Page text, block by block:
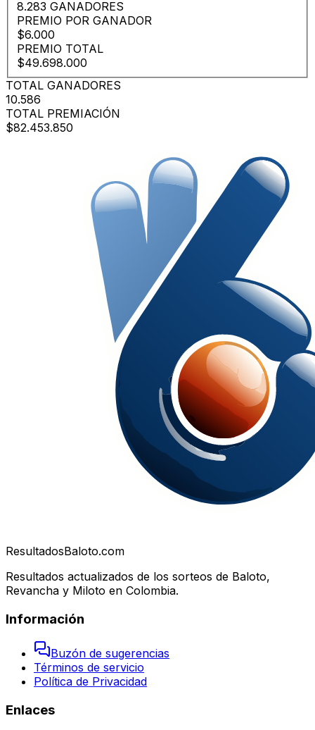
8.283 GANADORES
PREMIO POR GANADOR
$6.000
PREMIO TOTAL
$49.698.000
TOTAL GANADORES
10.586
TOTAL PREMIACIÓN
$82.453.850
ResultadosBaloto.com
Resultados actualizados de los sorteos de Baloto,
Revancha y Miloto en Colombia.
Información
Buzón de sugerencias
Términos de servicio
Política de Privacidad
Enlaces